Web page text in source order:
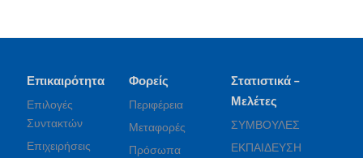
Επικαιρότητα
Επιλογές
Συντακτών
Επιχειρήσεις
Φορείς
Περιφέρεια
Μεταφορές
Πρόσωπα
Στατιστικά –
Μελέτες
ΣΥΜΒΟΥΛΕΣ
ΕΚΠΑΙΔΕΥΣΗ